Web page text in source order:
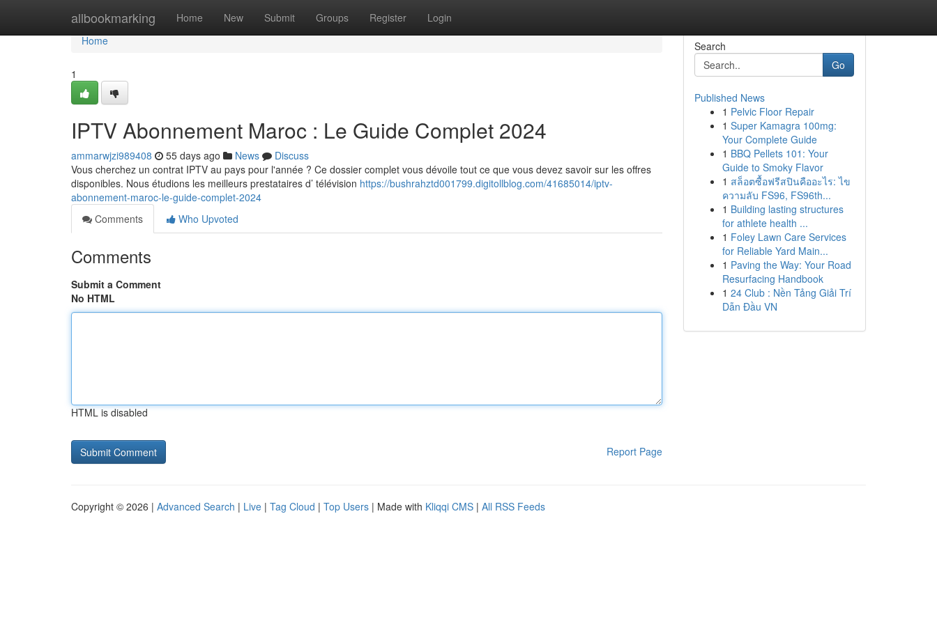
allbookmarking Home New Submit Groups Register Login
Home
Home
1
IPTV Abonnement Maroc : Le Guide Complet 2024
ammarwjzi989408 55 days ago News
Discuss
Vous cherchez un contrat IPTV au pays pour l'année ? Ce dossier complet vous dévoile tout ce que vous devez savoir sur les offres
disponibles. Nous étudions les meilleurs prestataires d’ télévision https://bushrahztd001799.digitollblog.com/41685014/iptv-
abonnement-maroc-le-guide-complet-2024
Comments
Who Upvoted
Comments
Submit a Comment
No HTML
HTML is disabled
Report Page
Search
Go
Published News
1 Pelvic Floor Repair
1 Super Kamagra 100mg:
Your Complete Guide
1 BBQ Pellets 101: Your
Guide to Smoky Flavor
1 สล็อตซื้อฟรีสปินคืออะไร: ไข
ความลับ FS96, FS96th...
1 Building lasting structures
for athlete health ...
1 Foley Lawn Care Services
for Reliable Yard Main...
1 Paving the Way: Your Road
Resurfacing Handbook
1 24 Club : Nền Tảng Giải Trí
Dẫn Đầu VN
Copyright © 2026 | Advanced Search | Live | Tag Cloud | Top Users | Made with Kliqqi CMS | All RSS Feeds